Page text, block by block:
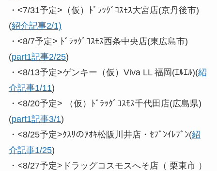
・<7/31予定>（仮）ﾄﾞﾗｯｸﾞｺｽﾓｽ大宮店(京丹後市)
(紹介記事2/1)
・<8/7予定> ﾄﾞﾗｯｸﾞｺｽﾓｽ西条中央店(東広島市)
(part1記事2/25)
・<8/13予定>ゲンキー（仮）Viva LL 福岡(ｴﾙｴﾙ)(紹
介記事1/11)
・<8/20予定> （仮）ﾄﾞﾗｯｸﾞｺｽﾓｽ千代田店(広島県)
(part1記事3/1)
・<8/25予定>ｸｽﾘのｱｵｷ松阪川井店・ｾﾌﾞﾝｲﾚﾌﾞﾝ(紹
介記事1/25)
・<8/27予定>ドラッグコスモスへそ店（ 栗東市 ）